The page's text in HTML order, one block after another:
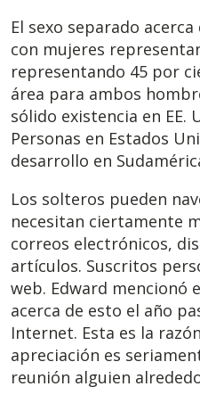
El sexo separado
con mujeres
representando 45 por
área para ambos
sólido existencia en
Personas en Estados
desarrollo en
Los solteros pueden
necesitan ciertamente
correos electrónicos,
artículos. Suscritos
web. Edward
acerca de esto el año
Internet. Esta es la
apreciación es
reunión alguien